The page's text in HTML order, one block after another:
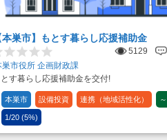
本巣市】もとす暮らし応援補助金
5129
巣市役所 企画財政課
とす暮らし応援補助金を交付!
本巣市 設備投資 連携（地域活性化）
1/20 (5%)